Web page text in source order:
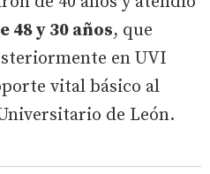
48 y 30 años, que
en UVI
vital básico al
de León.